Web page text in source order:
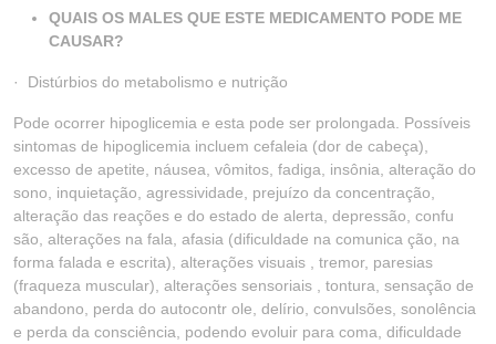
QUAIS OS MALES QUE ESTE MEDICAMENTO PODE ME
CAUSAR?
· Distúrbios do metabolismo e nutrição
Pode ocorrer hipoglicemia e esta pode ser prolongada. Possíveis
sintomas de hipoglicemia incluem cefaleia (dor de cabeça),
excesso de apetite, náusea, vômitos, fadiga, insônia, alteração do
sono, inquietação, agressividade, prejuízo da concentração,
alteração das reações e do estado de alerta, depressão, confu
são, alterações na fala, afasia (dificuldade na comunica ção, na
forma falada e escrita), alterações visuais , tremor, paresias
(fraqueza muscular), alterações sensoriais , tontura, sensação de
abandono, perda do autocontr ole, delírio, convulsões, sonolência
e perda da consciência, podendo evoluir para coma, dificuldade